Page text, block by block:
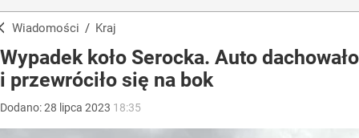
Wiadomości / Kraj
Wypadek koło Serocka. Auto dachowało
i przewróciło się na bok
Dodano:28 lipca 2023 18:35